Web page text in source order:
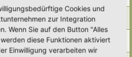
«So 25. Feb 2024, 17:57
Beitrag springen
Cookies und
zur Integration
Wenn Sie auf den Button "Alles
diese Funktionen aktiviert
Einwilligung verarbeiten wir